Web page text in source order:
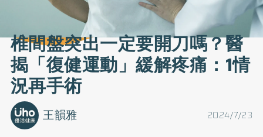
椎間盤突出一定要開刀嗎？醫
揭「復健運動」緩解疼痛：1情
況再手術
2024/7/23
王韻雅